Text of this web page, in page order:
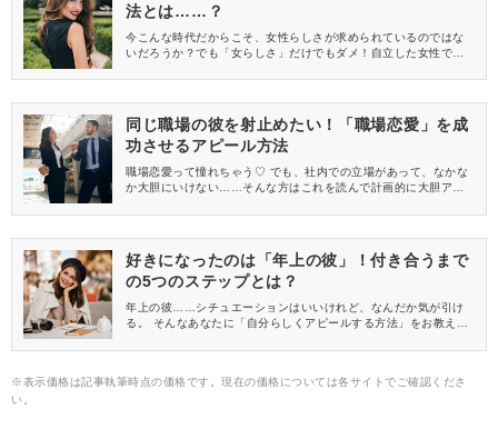
法とは……？
今こんな時代だからこそ、女性らしさが求められているのではな
いだろうか？でも「女らしさ」だけでもダメ！自立した女性でな
のエッセンスをまとめました♪
同じ職場の彼を射止めたい！「職場恋愛」を成
功させるアピール方法
職場恋愛って憧れちゃう♡ でも、社内での立場があって、なかな
か大胆にいけない……そんな方はこれを読んで計画的に大胆アピ
好きになったのは「年上の彼」！付き合うまで
の5つのステップとは？
年上の彼……シチュエーションはいいけれど、なんだか気が引け
る。 そんなあなたに「自分らしくアピールする方法」をお教えし
※表示価格は記事執筆時点の価格です。現在の価格については各サイトでご確認くださ
い。